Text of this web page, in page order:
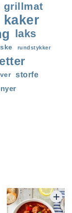
grillmat
kaker
laks
rundstykker
storfe